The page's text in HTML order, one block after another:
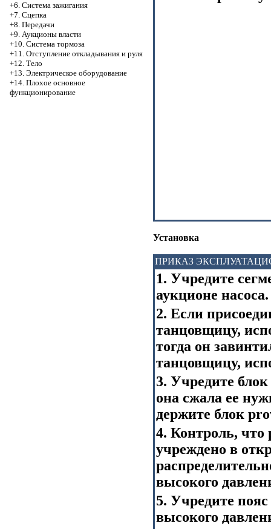
+6. Система зажигания
+7. Сцепка
+8. Передачи
+9. Аукционы власти
+10. Система тормоза
+11. Отступление откладывания и руля
+12. Тело
+13. Электрическое оборудование
+14. Плохое основное
функционирование
Установка
ПРИКАЗ
1. Учредите
аукционе насоса.
2. Если
танцовщицу,
тогда он
танцовщицу,
3. Учредите блок
она сжала ее
держите блок
4. Контроль, что
учреждено в
высокого
5. Учредите пояс
высокого